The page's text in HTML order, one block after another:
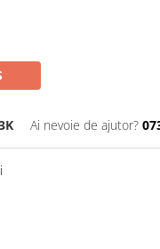
Ai nevoie de ajutor?